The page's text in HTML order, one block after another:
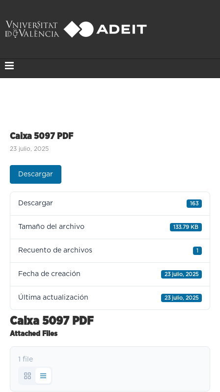
Caixa 5097 PDF
23 julio, 2025
Descargar
Descargar 163
Tamaño del archivo 133.79 KB
Recuento de archivos 1
Fecha de creación 23 julio, 2025
Última actualización 23 julio, 2025
Caixa 5097 PDF
Attached Files
1 file